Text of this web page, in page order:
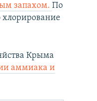
запахом.По
хлорирование
Крыма
аммиака и